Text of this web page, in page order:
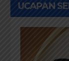
UCAPAN